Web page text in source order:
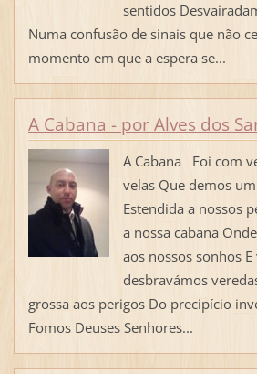
sentidos
Numa confusão de sinais que não
momento em que a espera se...
A Cabana - por Alves dos
A Cabana Foi com
velas Que demos
Estendida a nossos
a nossa cabana
aos nossos sonhos
desbravámos
grossa aos perigos Do precipício
Fomos Deuses Senhores...